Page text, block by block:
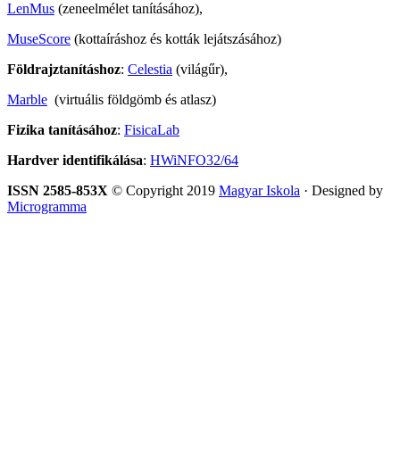
LenMus (zeneelmélet tanításához),
MuseScore (kottaíráshoz és kották lejátszásához)
Földrajztanításhoz: Celestia (világűr),
Marble (virtuális földgömb és atlasz)
Fizika tanításához: FisicaLab
Hardver identifikálása: HWiNFO32/64
ISSN 2585-853X © Copyright 2019 Magyar Iskola · Designed by
Microgramma